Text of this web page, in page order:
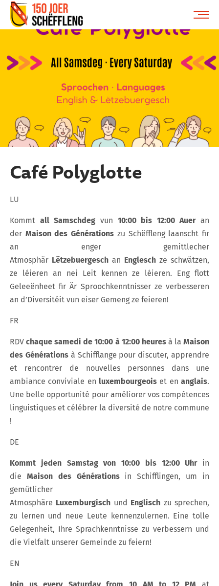
Schifflange, schifflange-logo, gemeng
Café Polyglotte
LU
Kommt all Samschdeg vun 10:00 bis 12:00 Aueran
der Maison des Générations zu Schëffleng laanscht fir
an enger gemittlecher
Atmosphär Lëtzebuergesch an Englesch ze schwätzen,
ze léieren an nei Leit kennen ze léieren. Eng flott
Geleeënheet fir Är Sproochkenntnisser ze verbesseren
an d’Diversitéit vun eiser Gemeng ze feieren!
FR
RDVchaque samedi de 10:00 à 12:00 heuresà laMaison
des Générationsà Schifflange pour discuter, apprendre
et rencontrer de nouvelles personnes dans une
ambiance conviviale en luxembourgeois et en anglais.
Une belle opportunité pour améliorer vos compétences
linguistiques et célébrer la diversité de notre commune
!
DE
Kommt jeden Samstag von 10:00 bis 12:00 Uhrin
die Maison des Générationsin Schifflingen, um in
gemütlicher
Atmosphäre Luxemburgisch und Englisch zu sprechen,
zu lernen und neue Leute kennenzulernen. Eine tolle
Gelegenheit, Ihre Sprachkenntnisse zu verbessern und
die Vielfalt unserer Gemeinde zu feiern!
EN